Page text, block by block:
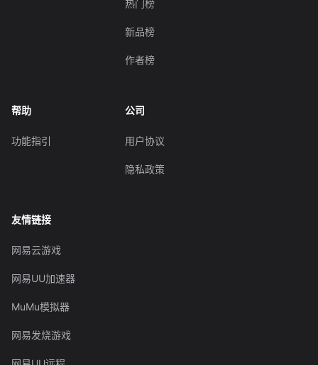
热门榜
新品榜
作者榜
帮助
功能指引
公司
用户协议
隐私政策
友情链接
网易云游戏
网易UU加速器
MuMu模拟器
网易发烧游戏